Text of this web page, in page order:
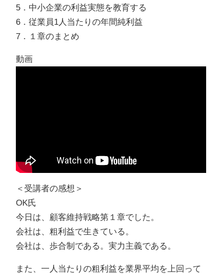
5．中小企業の利益実態を教育する
6．従業員1人当たりの年間純利益
7．１章のまとめ
動画
＜受講者の感想＞
OK氏
今日は、顧客維持戦略第１章でした。
会社は、粗利益で生きている。
会社は、歩合制である。実力主義である。
また、一人当たりの粗利益を業界平均を上回って